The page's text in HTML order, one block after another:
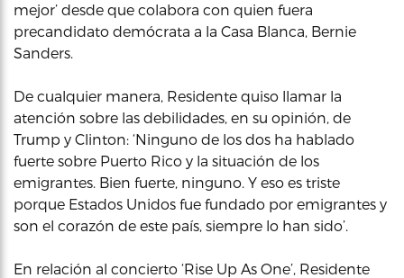
mejor’ desde que colabora con quien fuera
precandidato demócrata a la Casa Blanca, Bernie
Sanders.
De cualquier manera, Residente quiso llamar la
atención sobre las debilidades, en su opinión, de
Trump y Clinton: ‘Ninguno de los dos ha hablado
fuerte sobre Puerto Rico y la situación de los
emigrantes. Bien fuerte, ninguno. Y eso es triste
porque Estados Unidos fue fundado por emigrantes y
son el corazón de este país, siempre lo han sido’.
En relación al concierto ‘Rise Up As One’, Residente